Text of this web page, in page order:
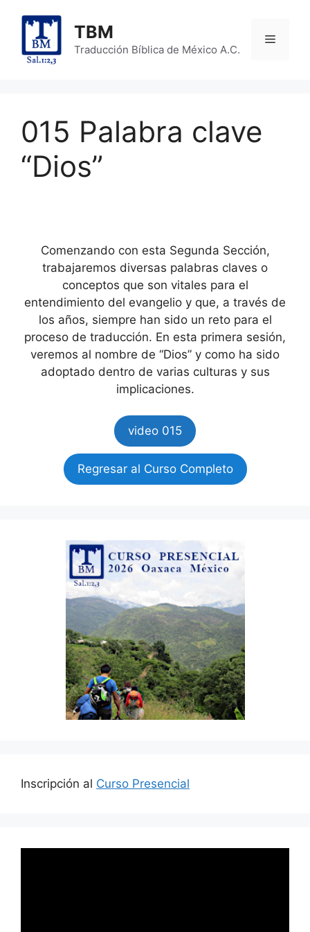
content
TBM
Traducción Bíblica de México A.C.
Menu
015 Palabra clave
“Dios”
Comenzando con esta Segunda Sección,
trabajaremos diversas palabras claves o
conceptos que son vitales para el
entendimiento del evangelio y que, a través de
los años, siempre han sido un reto para el
proceso de traducción. En esta primera sesión,
veremos al nombre de “Dios” y como ha sido
adoptado dentro de varias culturas y sus
implicaciones.
video 015
Regresar al Curso Completo
Inscripción al Curso Presencial